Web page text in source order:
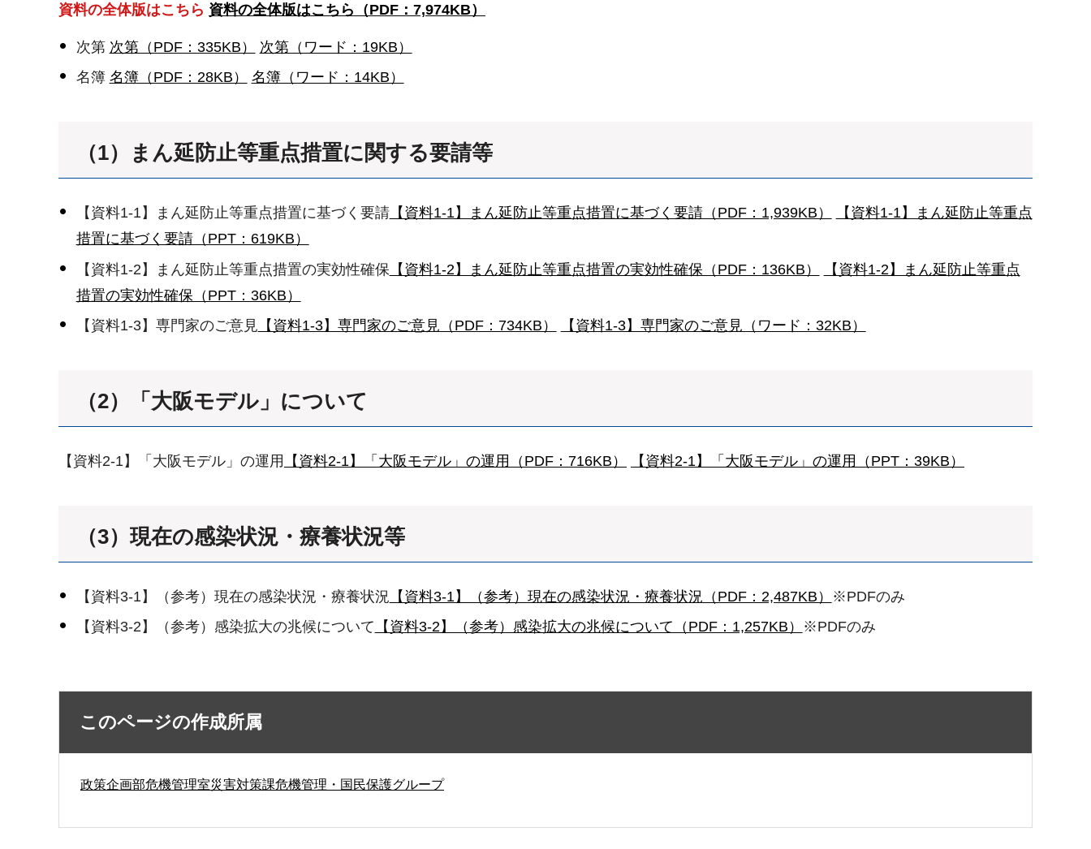
資料の全体版はこちら 資料の全体版はこちら（PDF：7,974KB）
次第 次第（PDF：335KB）
次第（ワード：19KB）
名簿 名簿（PDF：28KB） 名簿（ワード：14KB）
（1）まん延防止等重点措置に関する要請等
【資料1-1】まん延防止等重点措置に基づく要請【資料1-1】まん延防止等重点措置に基づく要請（PDF：1,939KB）
【資料1-1】まん延防止等重点
措置に基づく要請（PPT：619KB）
【資料1-2】まん延防止等重点措置の実効性確保 【資料1-2】まん延防止等重点措置の実効性確保（PDF：136KB）
【資料1-2】まん延防止等重点
措置の実効性確保（PPT：36KB）
【資料1-3】専門家のご意見 【資料1-3】専門家のご意見（PDF：734KB） 【資料1-3】専門家のご意見（ワード：32KB）
（2）「大阪モデル」について
【資料2-1】「大阪モデル」の運用 【資料2-1】「大阪モデル」の運用（PDF：716KB） 【資料2-1】「大阪モデル」の運用（PPT：39KB）
（3）現在の感染状況・療養状況等
【資料3-1】（参考）現在の感染状況・療養状況 【資料3-1】（参考）現在の感染状況・療養状況（PDF：2,487KB）
※PDFのみ
【資料3-2】（参考）感染拡大の兆候について 【資料3-2】（参考）感染拡大の兆候について（PDF：1,257KB） ※PDFのみ
このページの作成所属
政策企画部危機管理室災害対策課危機管理・国民保護グループ